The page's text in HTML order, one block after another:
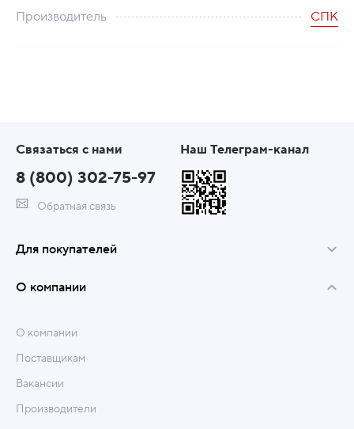
Производитель
СПК
Связаться с нами
8 (800) 302-75-97
Обратная связь
Наш Телеграм-канал
Для покупателей
О компании
О компании
Поставщикам
Вакансии
Производители